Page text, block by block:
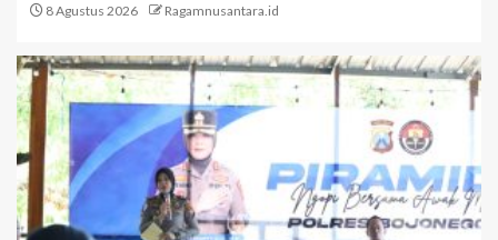
8 Agustus 2026 Ragamnusantara.id